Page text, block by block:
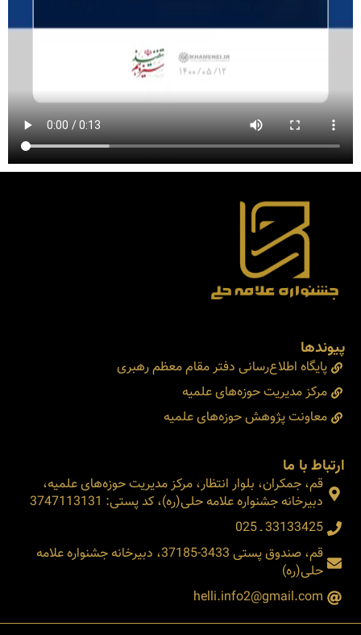
پیوندها
پایگاه اطلاع‌رسانی دفتر مقام معظم رهبری
مرکز مدیریت حوزه‌های علمیه
معاونت پژوهش حوزه‌های علمیه
ارتباط با ما
قم، جمکران، بلوار انتظار، مرکز مدیریت حوزه‌های علمیه،
دبیرخانه جشنواره علامه حلی(ره)، کد پستی: 3747113131
33133425 ـ 025
قم، صندوق پستی 3433-37185، دبیرخانه جشنواره علامه
حلی(ره)
helli.info2@gmail.com